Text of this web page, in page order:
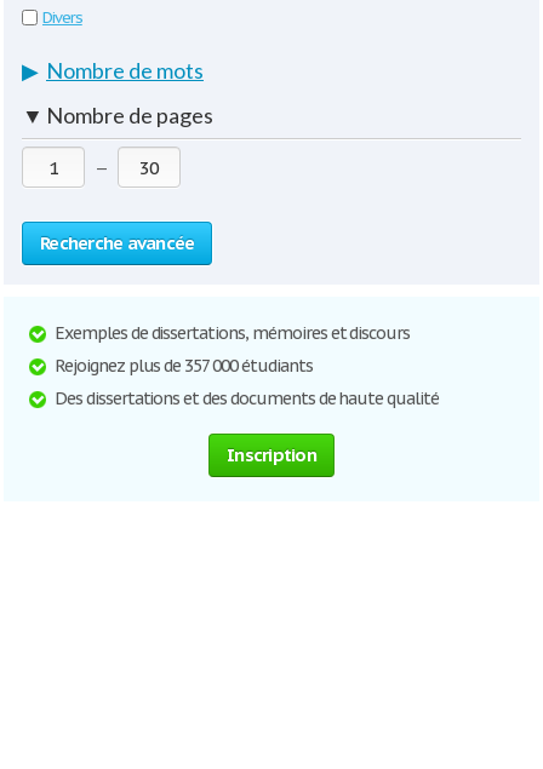
Divers
▶ Nombre de mots
▼ Nombre de pages
—
Recherche avancée
Exemples de dissertations, mémoires et discours
Rejoignez plus de 357 000 étudiants
Des dissertations et des documents de haute qualité
Inscription